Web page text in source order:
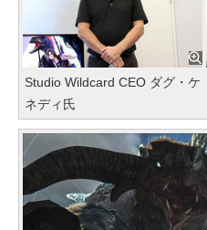
Studio Wildcard CEO ダグ・ケ
ネディ氏